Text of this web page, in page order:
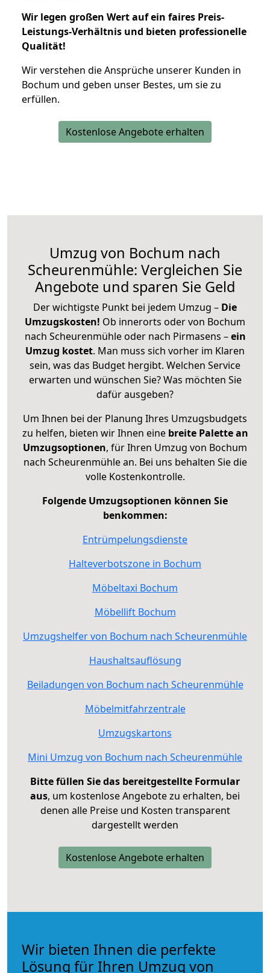
Wir legen großen Wert auf ein faires Preis-
Leistungs-Verhältnis und bieten professionelle
Qualität!
Wir verstehen die Ansprüche unserer Kunden in
Bochum und geben unser Bestes, um sie zu
erfüllen.
Kostenlose Angebote erhalten
Umzug von Bochum nach
Scheurenmühle: Vergleichen Sie
Angebote und sparen Sie Geld
Der wichtigste Punkt bei jedem Umzug – Die
Umzugskosten! Ob innerorts oder von Bochum
nach Scheurenmühle oder nach Pirmasens –ein
Umzug kostet. Man muss sich vorher im Klaren
sein, was das Budget hergibt. Welchen Service
erwarten und wünschen Sie? Was möchten Sie
dafür ausgeben?
Um Ihnen bei der Planung Ihres Umzugsbudgets
zu helfen, bieten wir Ihnen eine breite Palette an
Umzugsoptionen, für Ihren Umzug von Bochum
nach Scheurenmühle an. Bei uns behalten Sie die
volle Kostenkontrolle.
Folgende Umzugsoptionen können Sie
benkommen:
Entrümpelungsdienste
Halteverbotszone in Bochum
Möbeltaxi Bochum
Möbellift Bochum
Umzugshelfer von Bochum nach Scheurenmühle
Haushaltsauflösung
Beiladungen von Bochum nach Scheurenmühle
Möbelmitfahrzentrale
Umzugskartons
Mini Umzug von Bochum nach Scheurenmühle
Bitte füllen Sie das bereitgestellte Formular
aus, um kostenlose Angebote zu erhalten, bei
denen alle Preise und Kosten transparent
dargestellt werden
Kostenlose Angebote erhalten
Wir bieten Ihnen die perfekte
Lösung für Ihren Umzug von